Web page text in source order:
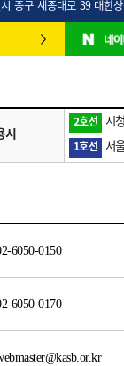
시 중구 세종대로 39 대한
시
2호선 시
1호선 서
6050-0150
6050-0170